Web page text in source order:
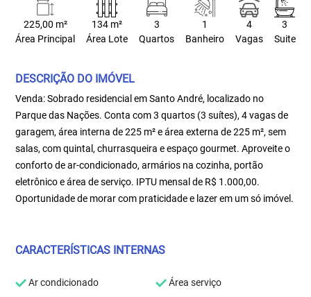
225,00 m²
Área Principal
134 m²
Área Lote
3
Quartos
1
Banheiro
4
Vagas
3
Suite
DESCRIÇÃO DO IMÓVEL
Venda: Sobrado residencial em Santo André, localizado no
Parque das Nações. Conta com 3 quartos (3 suítes), 4 vagas de
garagem, área interna de 225 m² e área externa de 225 m², sem
salas, com quintal, churrasqueira e espaço gourmet. Aproveite o
conforto de ar-condicionado, armários na cozinha, portão
eletrônico e área de serviço. IPTU mensal de R$ 1.000,00.
Oportunidade de morar com praticidade e lazer em um só imóvel.
CARACTERÍSTICAS INTERNAS
Ar condicionado Área serviço